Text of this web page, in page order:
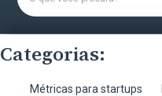
Categorias:
Métricas para startups